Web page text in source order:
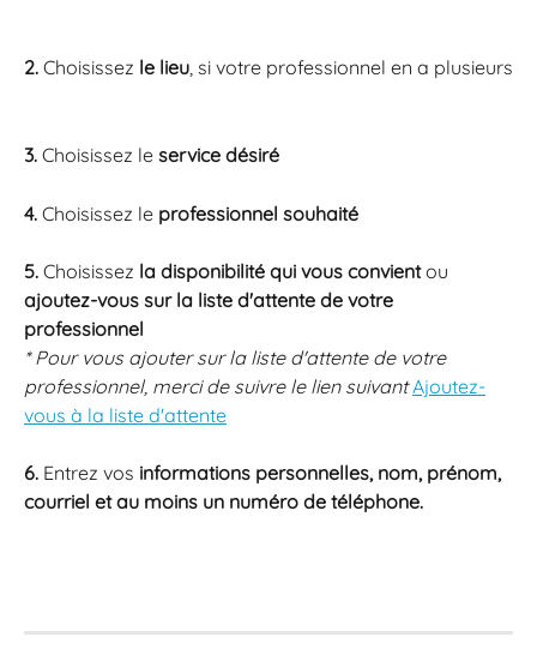
2. Choisissez le lieu, si votre professionnel en a plusieurs
3. Choisissez le service désiré
4. Choisissez le professionnel souhaité
5. Choisissez la disponibilité qui vous convient ou
ajoutez-vous sur la liste d'attente de votre
professionnel
* Pour vous ajouter sur la liste d'attente de votre
professionnel, merci de suivre le lien suivant Ajoutez-
vous à la liste d'attente
6. Entrez vos informations personnelles, nom, prénom,
courriel et au moins un numéro de téléphone.